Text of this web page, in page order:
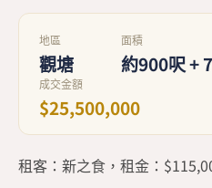
地區
觀塘
面積
約900呎 +
成交金額
$25,500,000
租客：新之食，租金：